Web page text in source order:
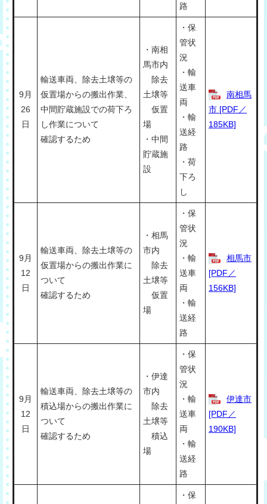
路
9月
26
日
輸送車両、除去土壌等の
仮置場からの搬出作業、
中間貯蔵施設での荷下ろ
し作業について
確認するため
・南相
馬市内
除去
土壌等
仮置
場
・中間
貯蔵施
設
・保
管状
況
・輸
送車
両
・輸
送経
路
・荷
下ろ
し
南相馬
市 [PDF／
185KB]
9月
12
日
輸送車両、除去土壌等の
仮置場からの搬出作業に
ついて
確認するため
・相馬
市内
除去
土壌等
仮置
場
・保
管状
況
・輸
送車
両
・輸
送経
路
相馬市
[PDF／
156KB]
9月
12
日
輸送車両、除去土壌等の
積込場からの搬出作業に
ついて
確認するため
・伊達
市内
除去
土壌等
積込
場
・保
管状
況
・輸
送車
両
・輸
送経
路
伊達市
[PDF／
190KB]
・保